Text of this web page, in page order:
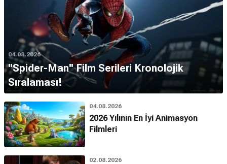
04.08.2026
''Spider-Man'' Film Serileri Kronolojik
Sıralaması!
04.08.2026
2026 Yılının En İyi Animasyon
Filmleri
02.08.2026